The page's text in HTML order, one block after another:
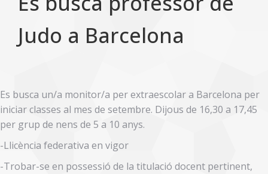
Judo a Barcelona
Es busca un/a monitor/a per extraescolar a Barcelona per
iniciar classes al mes de setembre. Dijous de 16,30 a 17,45
per grup de nens de 5 a 10 anys.
-Llicència federativa en vigor
-Trobar-se en possessió de la titulació docent pertinent,